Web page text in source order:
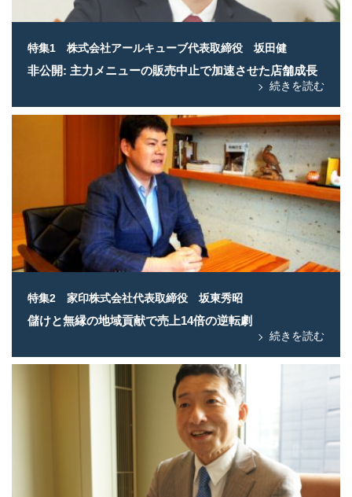
特集1 株式会社アールキューブ代表取締役 坂田健
非公開: 主力メニューの販売中止で加速させた店舗成長
続きを読む
特集2 家印株式会社代表取締役 坂東秀昭
儲けと無縁の地域貢献で売上14倍の逆転劇
続きを読む